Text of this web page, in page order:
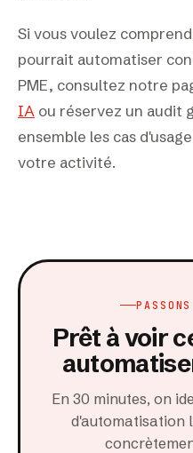
Si vous voulez
pourrait automatiser
PME, consultez notre
IA ou réservez un
ensemble les cas
votre activité.
Prêt à voir
En 30 minutes, on
d'automatisation